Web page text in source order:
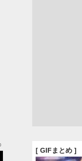
[ GIFまとめ ]